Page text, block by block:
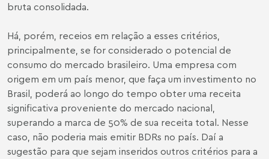
bruta consolidada.
Há, porém, receios em relação a esses critérios,
principalmente, se for considerado o potencial de
consumo do mercado brasileiro. Uma empresa com
origem em um país menor, que faça um investimento no
Brasil, poderá ao longo do tempo obter uma receita
significativa proveniente do mercado nacional,
superando a marca de 50% de sua receita total. Nesse
caso, não poderia mais emitir BDRs no país. Daí a
sugestão para que sejam inseridos outros critérios para a